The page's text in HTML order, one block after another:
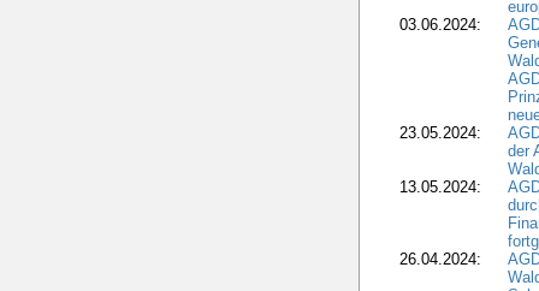
03.06.2024:
23.05.2024:
der
13.05.2024:
26.04.2024: